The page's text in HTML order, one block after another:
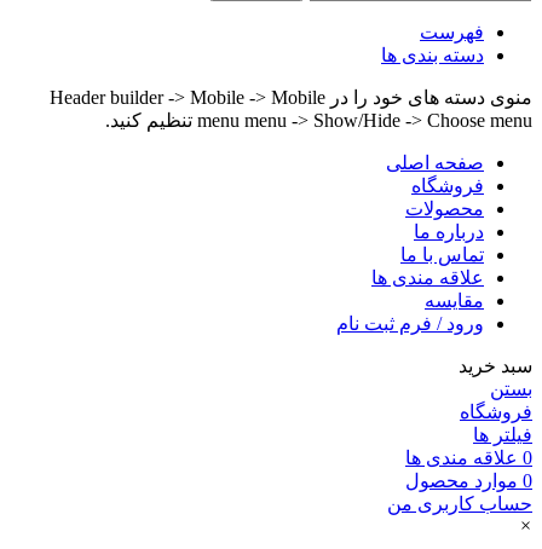
فهرست
دسته بندی ها
منوی دسته های خود را در Header builder -> Mobile -> Mobile
menu menu -> Show/Hide -> Choose menu تنظیم کنید.
صفحه اصلی
فروشگاه
محصولات
درباره ما
تماس با ما
علاقه مندی ها
مقایسه
ورود / فرم ثبت نام
سبد خرید
بستن
فروشگاه
فیلتر ها
0 علاقه مندی ها
0 موارد محصول
حساب کاربری من
×